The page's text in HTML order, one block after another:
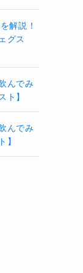
解説！
グス
んでみ
】
んでみ
】